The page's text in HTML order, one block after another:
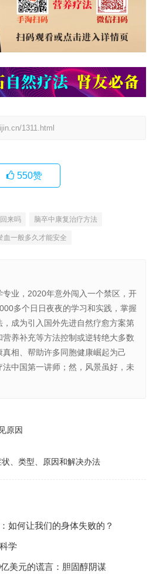
1311.html
550赞
来吗 脑卒中康复治疗方法
血一般多久才能安全
业，2020年意外闯入一个禁区，开
多个日日夜夜的学习和实践，掌握
成为引入国外先进自然疗愈方案第
养补充等方法控制或逆转绝大多数
相、帮助许多同胞健康崛起为己
中国第一讲师；然，风景虽好，未
原因
、类型、原因和解决办法
如何让我们的身体失败的？
学
美元的谎言：胆固醇阴谋